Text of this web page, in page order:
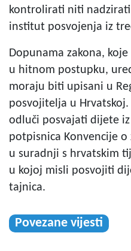
kontrolirati niti
institut posvojenja iz
Dopunama zakona,
u hitnom postupku,
moraju biti upisani u
posvojitelja u
odluči posvajati dijete
potpisnica Konvencije
u suradnji s hrvatskim
u kojoj misli posvojiti
tajnica.
Povezane vijesti